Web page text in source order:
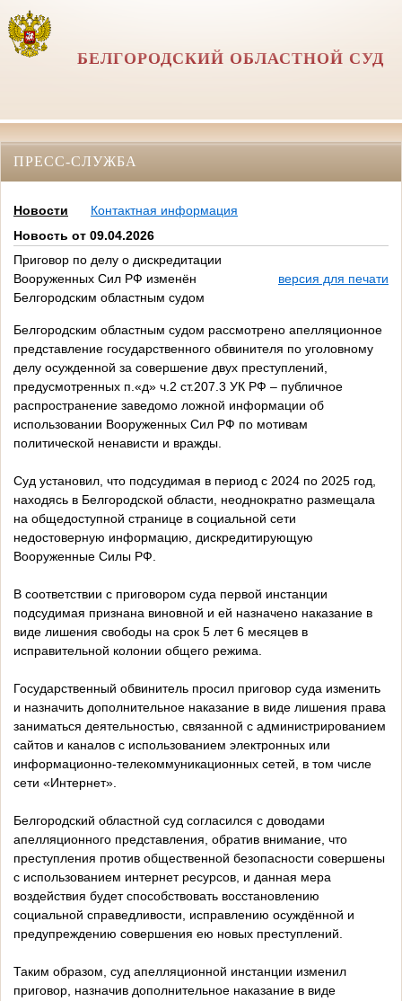
БЕЛГОРОДСКИЙ ОБЛАСТНОЙ СУД
ПРЕСС-СЛУЖБА
Новости
Контактная информация
Новость от 09.04.2026
Приговор по делу о дискредитации
Вооруженных Сил РФ изменён
Белгородским областным судом
версия для печати
Белгородским областным судом рассмотрено апелляционное
представление государственного обвинителя по уголовному
делу осужденной за совершение двух преступлений,
предусмотренных п.«д» ч.2 ст.207.3 УК РФ ‒ публичное
распространение заведомо ложной информации об
использовании Вооруженных Сил РФ по мотивам
политической ненависти и вражды.
Суд установил, что подсудимая в период с 2024 по 2025 год,
находясь в Белгородской области, неоднократно размещала
на общедоступной странице в социальной сети
недостоверную информацию, дискредитирующую
Вооруженные Силы РФ.
В соответствии с приговором суда первой инстанции
подсудимая признана виновной и ей назначено наказание в
виде лишения свободы на срок 5 лет 6 месяцев в
исправительной колонии общего режима.
Государственный обвинитель просил приговор суда изменить
и назначить дополнительное наказание в виде лишения права
заниматься деятельностью, связанной с администрированием
сайтов и каналов с использованием электронных или
информационно-телекоммуникационных сетей, в том числе
сети «Интернет».
Белгородский областной суд согласился с доводами
апелляционного представления, обратив внимание, что
преступления против общественной безопасности совершены
с использованием интернет ресурсов, и данная мера
воздействия будет способствовать восстановлению
социальной справедливости, исправлению осуждённой и
предупреждению совершения ею новых преступлений.
Таким образом, суд апелляционной инстанции изменил
приговор, назначив дополнительное наказание в виде